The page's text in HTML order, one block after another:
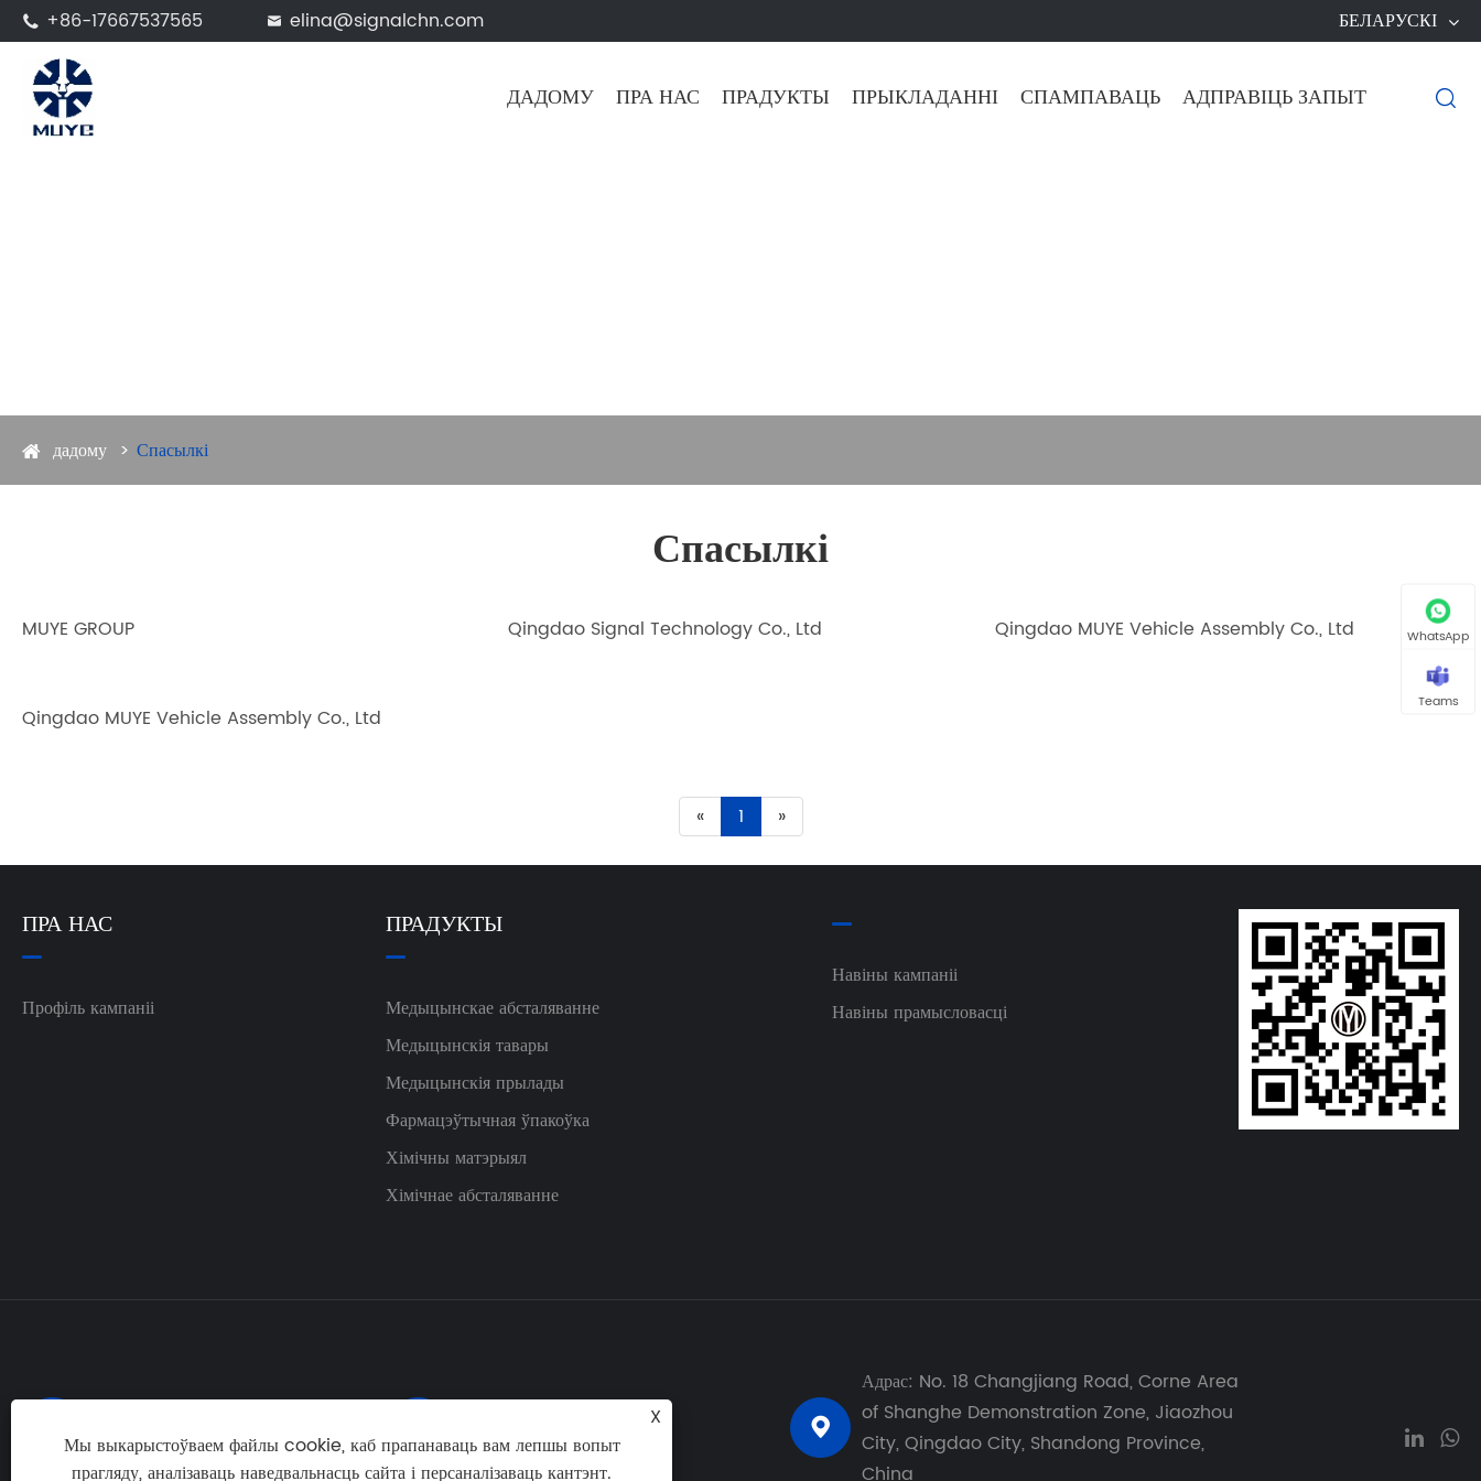
 +86-17667537565  elina@signalchn.com БЕЛАРУСКІ
ДАДОМУ ПРА НАС ПРАДУКТЫ ПРЫКЛАДАННІ СПАМПАВАЦЬ АДПРАВІЦЬ ЗАПЫТ 
дадому Спасылкі
Спасылкі
MUYE GROUP Qingdao Signal Technology Co., Ltd Qingdao MUYE Vehicle Assembly Co., Ltd
Qingdao MUYE Vehicle Assembly Co., Ltd
« 1 »
ПРА НАС
Профіль кампаніі
ПРАДУКТЫ
Медыцынскае абсталяванне
Медыцынскія тавары
Медыцынскія прылады
Фармацэўтычная ўпакоўка
Хімічны матэрыял
Хімічнае абсталяванне
Навіны кампаніі
Навіны прамысловасці
+86-17667537565
elina@signalchn.com

Адрас: No. 18 Changjiang Road, Corne Area
of ​​Shanghe Demonstration Zone, Jiaozhou
City, Qingdao City, Shandong Province,
China
WhatsApp
Teams
X
Мы выкарыстоўваем файлы cookie, каб прапанаваць вам лепшы вопыт
прагляду, аналізаваць наведвальнасць сайта і персаналізаваць кантэнт.